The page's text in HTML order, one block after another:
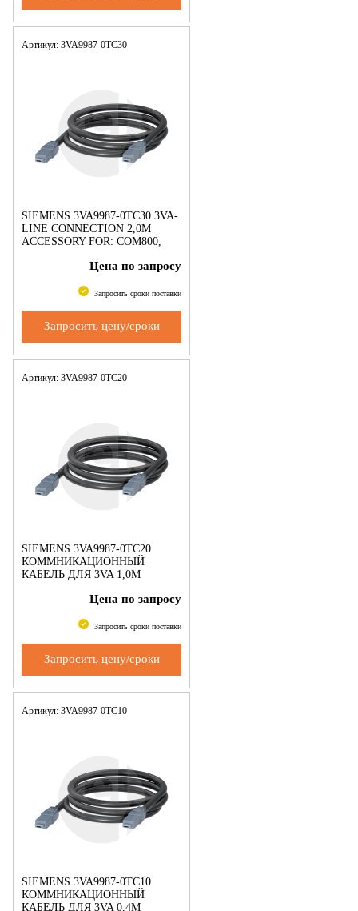
Артикул: 3VA9987-0TC30
SIEMENS 3VA9987-0TC30 3VA-
LINE CONNECTION 2,0M
ACCESSORY FOR: COM800,
Цена по запросу
Запросить сроки поставки
Запросить цену/сроки
Артикул: 3VA9987-0TC20
SIEMENS 3VA9987-0TC20
КОММНИКАЦИОННЫЙ
КАБЕЛЬ ДЛЯ 3VA 1,0M
COM800, COM060Цена по запросу
Запросить сроки поставки
Запросить цену/сроки
Артикул: 3VA9987-0TC10
SIEMENS 3VA9987-0TC10
КОММНИКАЦИОННЫЙ
КАБЕЛЬ ДЛЯ 3VA 0,4M